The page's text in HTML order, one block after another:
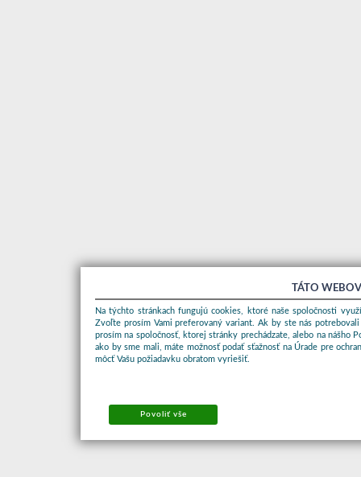
TÁTO
Na týchto stránkach fungujú cookies, ktoré naše spoločnosti
Zvoľte prosím Vami preferovaný variant. Ak by ste nás
prosím na spoločnosť, ktorej stránky prechádzate, alebo na nášho
ako by sme mali, máte možnosť podať sťažnosť na Úrade pre
môcť Vašu požiadavku obratom vyriešiť.
Povoliť vše